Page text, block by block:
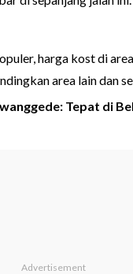
harga kost di
area lain dan
Tepat di